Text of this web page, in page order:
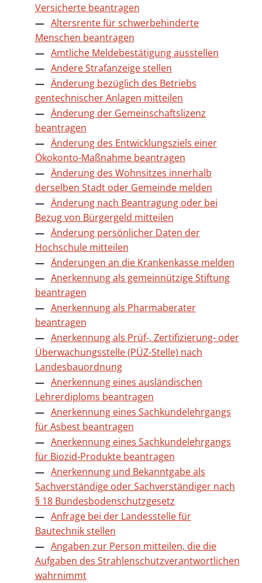
Versicherte beantragen
Altersrente für schwerbehinderte
Menschen beantragen
Amtliche Meldebestätigung ausstellen
Andere Strafanzeige stellen
Änderung bezüglich des Betriebs
gentechnischer Anlagen mitteilen
Änderung der Gemeinschaftslizenz
beantragen
Änderung des Entwicklungsziels einer
Ökokonto-Maßnahme beantragen
Änderung des Wohnsitzes innerhalb
derselben Stadt oder Gemeinde melden
Änderung nach Beantragung oder bei
Bezug von Bürgergeld mitteilen
Änderung persönlicher Daten der
Hochschule mitteilen
Änderungen an die Krankenkasse melden
Anerkennung als gemeinnützige Stiftung
beantragen
Anerkennung als Pharmaberater
beantragen
Anerkennung als Prüf-, Zertifizierung- oder
Überwachungsstelle (PÜZ-Stelle) nach
Landesbauordnung
Anerkennung eines ausländischen
Lehrerdiploms beantragen
Anerkennung eines Sachkundelehrgangs
für Asbest beantragen
Anerkennung eines Sachkundelehrgangs
für Biozid-Produkte beantragen
Anerkennung und Bekanntgabe als
Sachverständige oder Sachverständiger nach
§ 18 Bundesbodenschutzgesetz
Anfrage bei der Landesstelle für
Bautechnik stellen
Angaben zur Person mitteilen, die die
Aufgaben des Strahlenschutzverantwortlichen
wahrnimmt